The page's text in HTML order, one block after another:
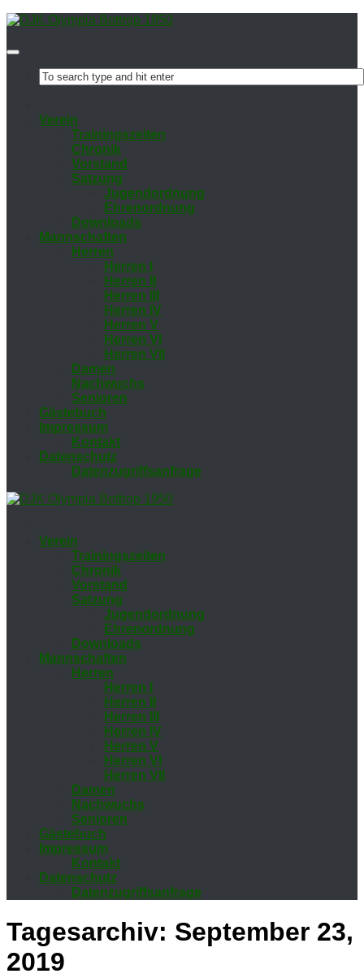
Ver­ein
Trai­nings­zei­ten
Chro­nik
Vor­stand
Sat­zung
Ju­gend­ord­nung
Eh­ren­ord­nung
Down­loads
Mann­schaf­ten
Her­ren
Her­ren I
Her­ren II
Her­ren III
Her­ren IV
Her­ren V
Her­ren VI
Her­ren VII
Da­men
Nach­wuchs
Se­nio­ren
Gäs­te­buch
Im­pres­sum
Kon­takt
Da­ten­schutz
Da­ten­zu­griffs­an­fra­ge
Ver­ein
Trai­nings­zei­ten
Chro­nik
Vor­stand
Sat­zung
Ju­gend­ord­nung
Eh­ren­ord­nung
Down­loads
Mann­schaf­ten
Her­ren
Her­ren I
Her­ren II
Her­ren III
Her­ren IV
Her­ren V
Her­ren VI
Her­ren VII
Da­men
Nach­wuchs
Se­nio­ren
Gäs­te­buch
Im­pres­sum
Kon­takt
Da­ten­schutz
Da­ten­zu­griffs­an­fra­ge
Tagesarchiv: September 23,
2019